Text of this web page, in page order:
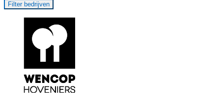
Filter bedrijven